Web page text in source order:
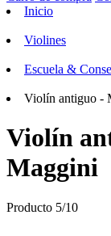
Inicio
Violines
Escuela &
Violín antiguo -
Violín
Maggini
Producto 5/10